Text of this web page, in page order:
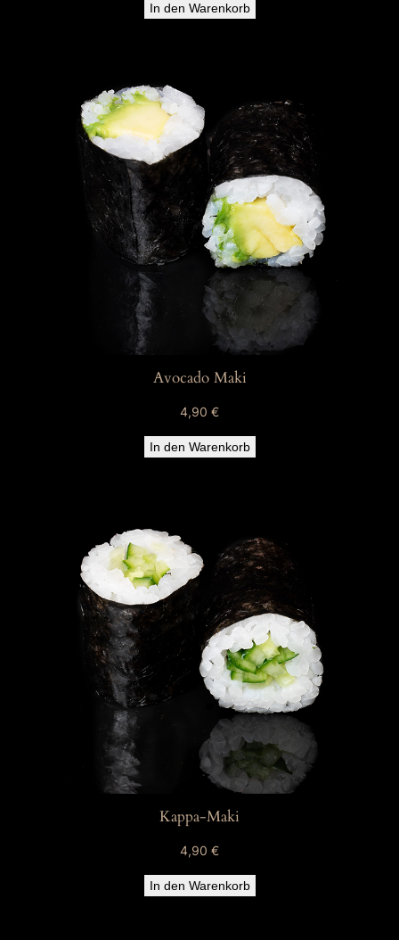
In den Warenkorb
Avocado Maki
4,90 €
In den Warenkorb
Kappa-Maki
4,90 €
In den Warenkorb